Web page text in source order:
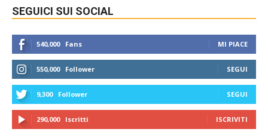
SEGUICI SUI SOCIAL
540,000 Fans MI PIACE
550,000 Follower SEGUI
9,300 Follower SEGUI
290,000 Iscritti ISCRIVITI